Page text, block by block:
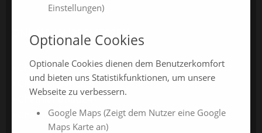
ONLINE-JAHRESMESSEN
ChamlandSchau24
ChamlandVital24
ChamlandBau24
ChamlandCareer24
Einstellungen)
Optionale Cookies
Optionale Cookies dienen dem Benutzerkomfort
und bieten uns Statistikfunktionen, um unsere
Webseite zu verbessern.
Google Maps (Zeigt dem Nutzer eine Google
Maps Karte an)